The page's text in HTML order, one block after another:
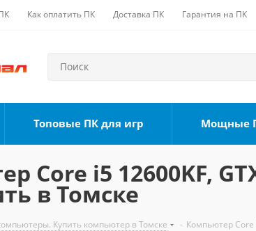
Как оплатить ПК Доставка ПК Гарантия на ПК
Топовые ПК для игр Мощные
Core i5 12600KF,
в Томске
Купить компьютер в Томске - Компьютер Core